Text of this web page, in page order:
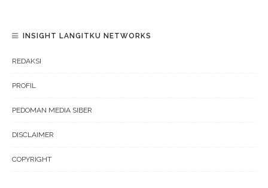
INSIGHT LANGITKU NETWORKS
REDAKSI
PROFIL
PEDOMAN MEDIA SIBER
DISCLAIMER
COPYRIGHT